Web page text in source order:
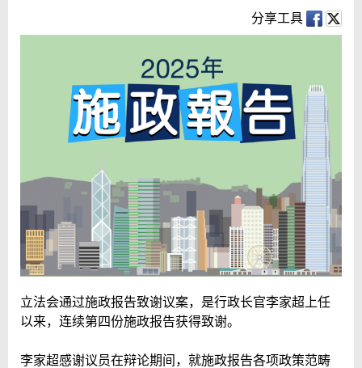
分享工具
立法会通过施政报告致谢议案，是行政长官李家超上任
以来，连续第四份施政报告获得致谢。
李家超感谢议员在辩论期间，就施政报告各项政策范畴